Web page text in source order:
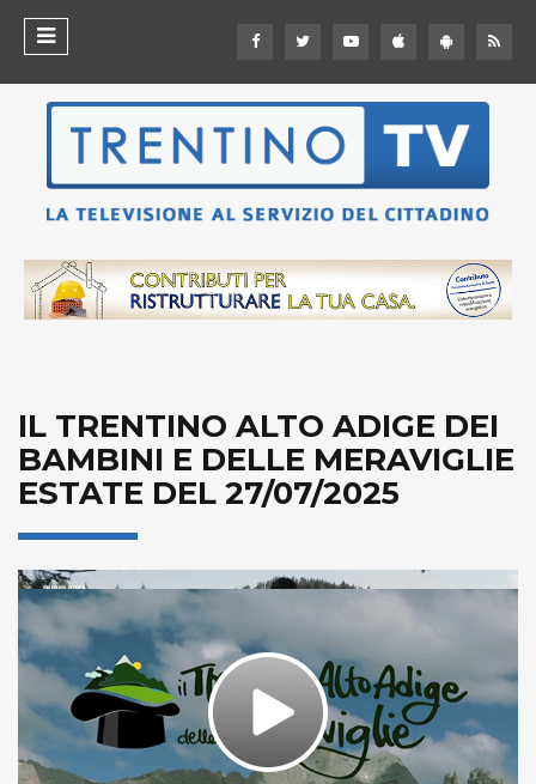
IL TRENTINO ALTO ADIGE DEI
BAMBINI E DELLE MERAVIGLIE
ESTATE DEL 27/07/2025
Play
Video